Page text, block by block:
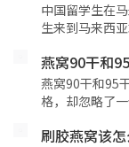
中国留学生在
生来到马来西
燕窝90干和
燕窝90干和95
格，却忽略了
刷胶燕窝该